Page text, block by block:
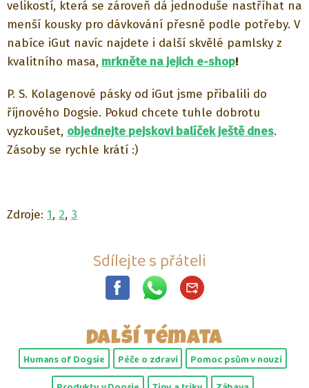
velikostí, která se zároveň dá jednoduše nastříhat na
menší kousky pro dávkování přesně podle potřeby. V
nabíce iGut navíc najdete i další skvělé pamlsky z
kvalitního masa, mrkněte na jejich e-shop!
P. S. Kolagenové pásky od iGut jsme přibalili do
říjnového Dogsie. Pokud chcete tuhle dobrotu
vyzkoušet, objednejte pejskovi balíček ještě dnes.
Zásoby se rychle krátí :)
Zdroje: 1, 2, 3
Sdílejte s přáteli
Další témata
Humans of Dogsie Péče o zdraví
Pomoc psům v nouzi